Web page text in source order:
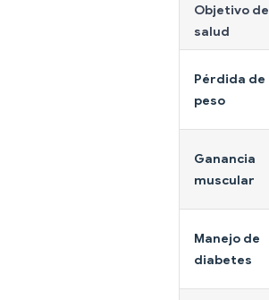
Objetivo de
salud
Pérdida de
peso
Ganancia
muscular
Manejo de
diabetes